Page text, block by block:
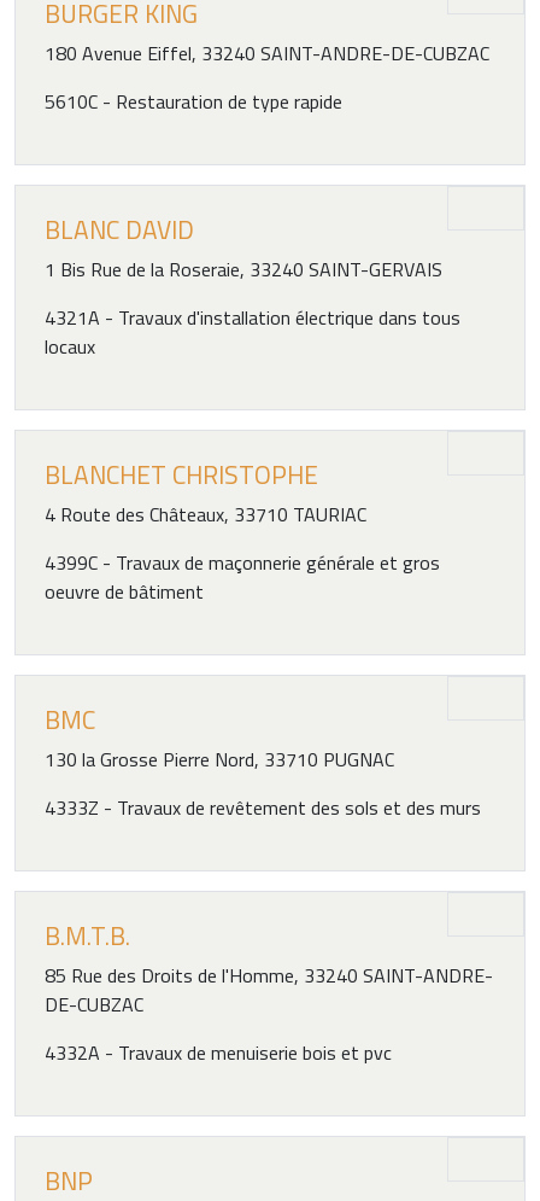
BURGER KING
180 Avenue Eiffel, 33240 SAINT-ANDRE-DE-CUBZAC
5610C - Restauration de type rapide
BLANC DAVID
1 Bis Rue de la Roseraie, 33240 SAINT-GERVAIS
4321A - Travaux d'installation électrique dans tous
locaux
BLANCHET CHRISTOPHE
4 Route des Châteaux, 33710 TAURIAC
4399C - Travaux de maçonnerie générale et gros
oeuvre de bâtiment
BMC
130 la Grosse Pierre Nord, 33710 PUGNAC
4333Z - Travaux de revêtement des sols et des murs
B.M.T.B.
85 Rue des Droits de l'Homme, 33240 SAINT-ANDRE-
DE-CUBZAC
4332A - Travaux de menuiserie bois et pvc
BNP